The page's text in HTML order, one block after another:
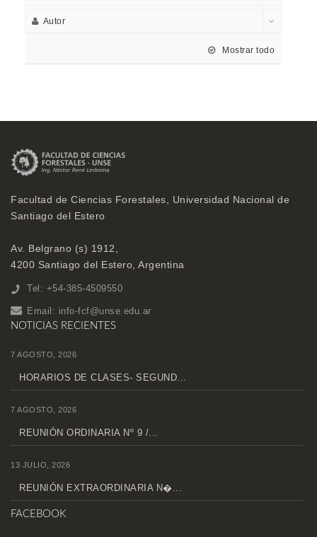
Autor
Mostrar todo
Facultad de Ciencias Forestales, Universidad Nacional de
Santiago del Estero
Av. Belgrano (s) 1912,
4200 Santiago del Estero, Argentina
Tel: +54-385-4509550
Email: info-fcf@unse.edu.ar
NOTICIAS RECIENTES
7 AGOSTO, 2026
HORARIOS DE CLASES- SEGUND...
7 AGOSTO, 2026
REUNIÓN ORDINARIA Nº 9 /...
13 JULIO, 2026
REUNIÓN EXTRAORDINARIA N�...
FACEBOOK